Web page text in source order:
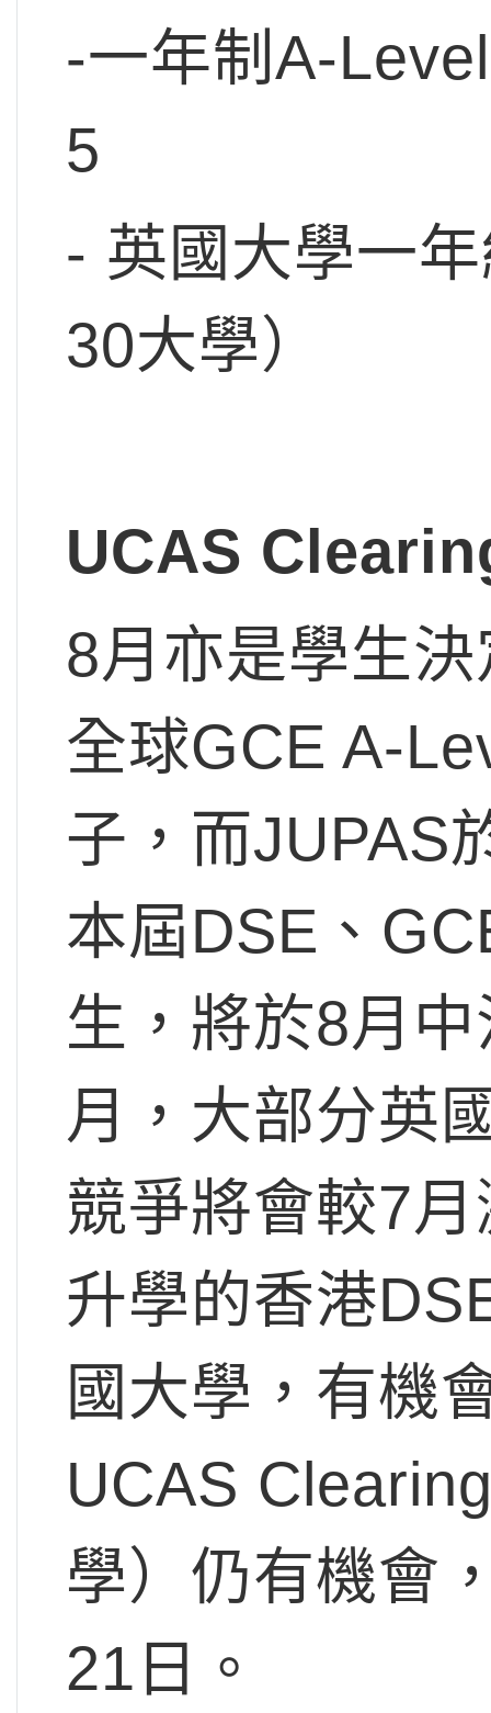
-一年制A-
5
- 英國大學一
30大學）
UCAS
8月亦是學生
全球GCE A-
子，而JUPAS
本屆DSE、
生，將於8月
月，大部分英
競爭將會較7
升學的香港
國大學，有機
UCAS
學）仍有機會
21日。